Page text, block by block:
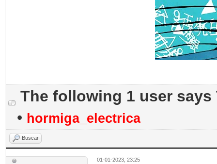
The following 1 user
• hormiga_electrica
Buscar
01-01-2023, 23:25